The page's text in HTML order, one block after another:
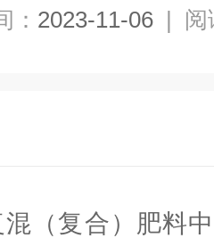
： 2023-11-06 | 阅
（复合）肥料